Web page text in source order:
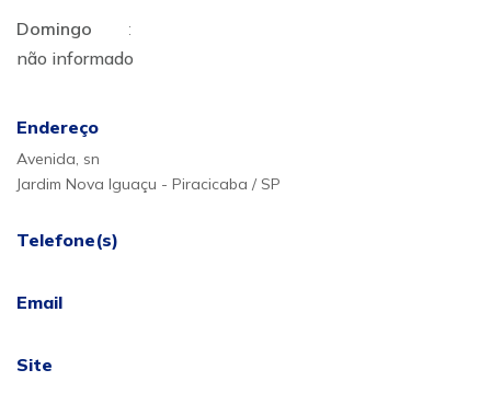
Domingo
:
não informado
Endereço
Avenida, sn
Jardim Nova Iguaçu - Piracicaba / SP
Telefone(s)
Email
Site